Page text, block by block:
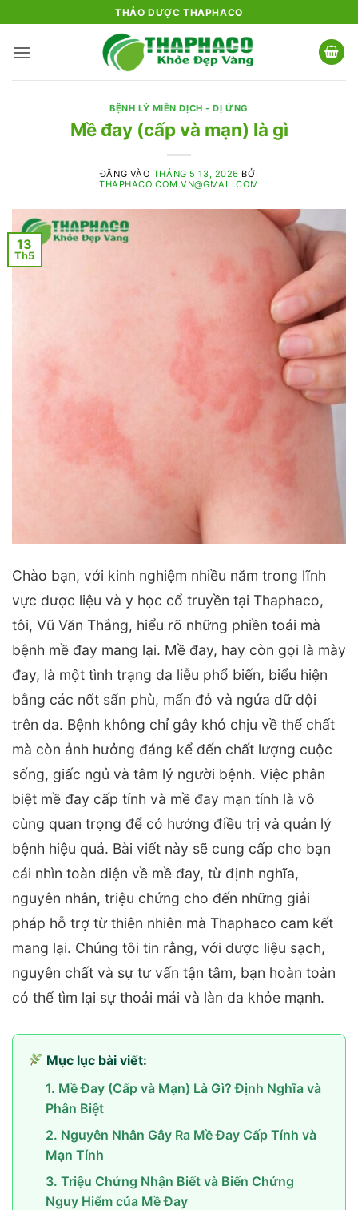
qua
nội
THẢO DƯỢC THAPHACO
BỆNH LÝ MIỄN DỊCH - DỊ ỨNG
Mề đay (cấp và mạn) là gì
ĐĂNG VÀO THÁNG 5 13, 2026 BỞI
THAPHACO.COM.VN@GMAIL.COM
13
Th5
Chào bạn, với kinh nghiệm nhiều năm trong lĩnh
vực dược liệu và y học cổ truyền tại Thaphaco,
tôi, Vũ Văn Thắng, hiểu rõ những phiền toái mà
bệnh mề đay mang lại. Mề đay, hay còn gọi là mày
đay, là một tình trạng da liễu phổ biến, biểu hiện
bằng các nốt sẩn phù, mẩn đỏ và ngứa dữ dội
trên da. Bệnh không chỉ gây khó chịu về thể chất
mà còn ảnh hưởng đáng kể đến chất lượng cuộc
sống, giấc ngủ và tâm lý người bệnh. Việc phân
biệt mề đay cấp tính và mề đay mạn tính là vô
cùng quan trọng để có hướng điều trị và quản lý
bệnh hiệu quả. Bài viết này sẽ cung cấp cho bạn
cái nhìn toàn diện về mề đay, từ định nghĩa,
nguyên nhân, triệu chứng cho đến những giải
pháp hỗ trợ từ thiên nhiên mà Thaphaco cam kết
mang lại. Chúng tôi tin rằng, với dược liệu sạch,
nguyên chất và sự tư vấn tận tâm, bạn hoàn toàn
có thể tìm lại sự thoải mái và làn da khỏe mạnh.
Mục lục bài viết:
1. Mề Đay (Cấp và Mạn) Là Gì? Định Nghĩa và
Phân Biệt
2. Nguyên Nhân Gây Ra Mề Đay Cấp Tính và
Mạn Tính
3. Triệu Chứng Nhận Biết và Biến Chứng
Nguy Hiểm của Mề Đay